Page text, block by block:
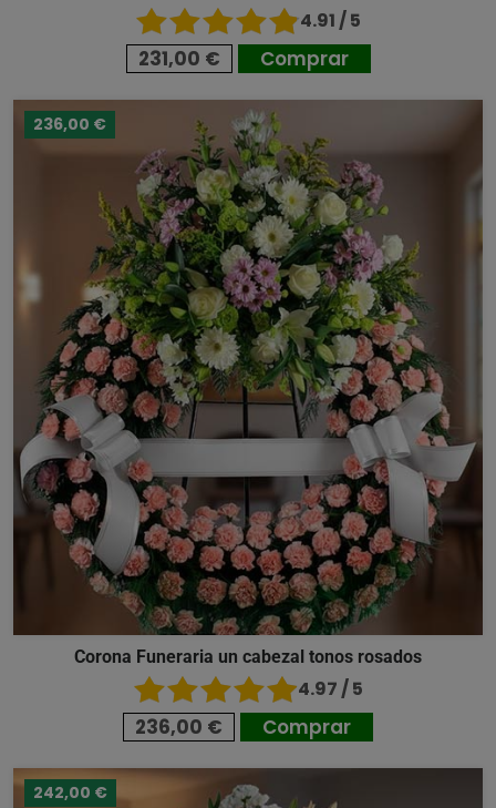
4.91 / 5
231,00 € Comprar
236,00 €
Corona Funeraria un cabezal tonos rosados
4.97 / 5
236,00 € Comprar
242,00 €